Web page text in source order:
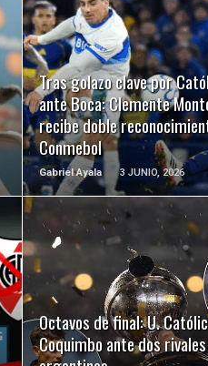
Tras golazo clave por
ante Boca: Clemente
recibe doble
Conmebol
Gabriel Ayala 3 JUNIO, 2026
LEER MÁS
Octavos de final: U.
Coquimbo ante dos rivales
LEER MÁS